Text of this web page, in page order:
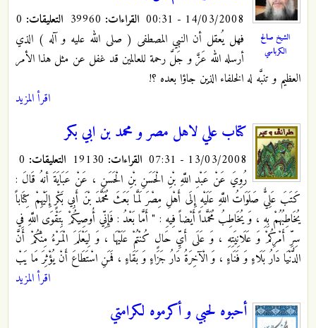
الشيخ صالح
الكرباسي
14/03/2008 - 00:31 القراءات: التعليقات:
فهل يُعقل أن النبي المصطفى ( صلى الله عليه و آله ) الذي
أرسله الله عَزَّ و جَلَّ رحمة للعالمين قد غفل عن مثل هذا الأمر
العظيم و تنبَّه له الخلفاء الذين جاؤا بعده ؟!
اقرأ المزيد
كتاب علي لاهل مصر و محمد بن ابي بكر
13/03/2008 - 07:31 القراءات: التعليقات:
رُوِيَ عَنْ عَبْدِ اللَّهِ بْنِ الْحَسَنِ بْنِ الْحَسَنِ ، عَنْ عَبَايَةَ أنهُ قَالَ :
كَتَبَ عَلِيٌّ صَلَوَاتُ اللَّهِ عَلَيْهِ إِلَى أَهْلِ مِصْرَ لَمَّا بَعَثَ مُحَمَّدَ بْنَ أَبِي بَكْرٍ إِلَيْهِمْ كِتَاباً
يُخَاطِبُهُمْ بِهِ ، وَ يُخَاطِبُ مُحَمَّداً أَيْضاً فِيهِ : " أَمَّا بَعْدُ : فَإِنِّي أُوصِيكُمْ بِتَقْوَى اللَّهِ فِي
سِرِّ أَمْرِكُمْ وَ عَلَانِيَتِهِ ، وَ عَلَى أَيِّ حَالٍ كُنْتُمْ عَلَيْهَا ، وَ لِيَعْلَمَ الْمَرْءُ مِنْكُمْ أَنَّ
الدُّنْيَا دَارُ بَلَاءٍ وَ فَنَاءٍ ، وَ الْآخِرَةُ دَارُ جَزَاءٍ وَ بَقَاءٍ ، فَمَنِ اسْتَطَاعَ أَنْ يُؤْثِرَ مَا يَبْ
اقرأ المزيد
أحبوه لحبي و أكرموه لكرامتي